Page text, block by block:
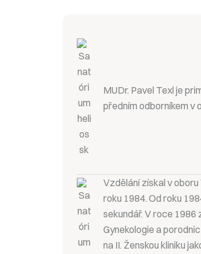
MUDr. Pavel Texl je
předním odborníkem v
Vzdělání získal v
roku 1984. Od roku
sekundář. V roce
Gynekologie a
na II. Ženskou kliniku